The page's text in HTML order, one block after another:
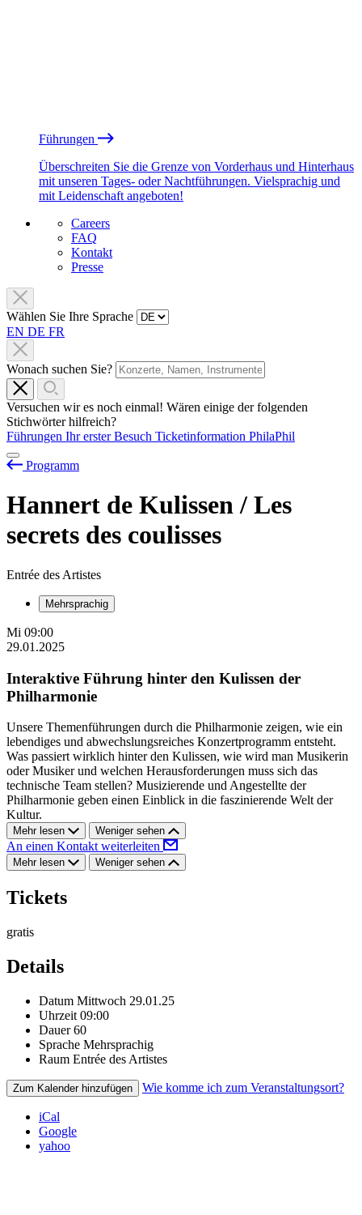
Führungen
Überschreiten Sie die Grenze von Vorderhaus und Hinterhaus
mit unseren Tages- oder Nachtführungen. Vielsprachig und
mit Leidenschaft angeboten!
Careers
FAQ
Kontakt
Presse
Wählen Sie Ihre Sprache
EN DE FR
Wonach suchen Sie?
Versuchen wir es noch einmal! Wären einige der folgenden
Stichwörter hilfreich?
Führungen Ihr erster Besuch Ticketinformation PhilaPhil
Programm
Hannert de Kulissen / Les
secrets des coulisses
Entrée des Artistes
Mehrsprachig
Mi 09:00
29.01.2025
Interaktive Führung hinter den Kulissen der
Philharmonie
Unsere Themenführungen durch die Philharmonie zeigen, wie ein
lebendiges und abwechslungsreiches Konzertprogramm entsteht.
Was passiert wirklich hinter den Kulissen, wie wird man Musikerin
oder Musiker und welchen Herausforderungen muss sich das
technische Team stellen? Musizierende und Angestellte der
Philharmonie geben einen Einblick in die faszinierende Welt der
Kultur.
Mehr lesen Weniger sehen
An einen Kontakt weiterleiten
Mehr lesen Weniger sehen
Tickets
gratis
Details
Datum Mittwoch 29.01.25
Uhrzeit 09:00
Dauer 60
Sprache Mehrsprachig
Raum Entrée des Artistes
Zum Kalender hinzufügen Wie komme ich zum Veranstaltungsort?
iCal
Google
yahoo